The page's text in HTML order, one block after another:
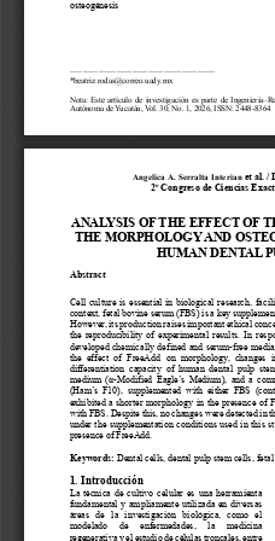
*beatriz.rodas@correo.uady.mx
Nota: Este artículo de investigación es parte de Ingeniería –
Autónoma de Yucatán, Vol. 30, No. 1 2026 , ISSN: 2448 8364
osteogénesis
Angelica A. Serralta Interian et al. /
2o Congreso de Ciencias
ANALYSIS OF THE EFFECT OF
THE MORPHOLOGY AND
HUMAN DENTAL
Abstract
Cell culture is essential in biological research,
context, fetal bovine serum (FBS) is a key
However, its production raises important ethical
the reproducibility of experimental results. In
developed chemically defined and serum-free
the  effect  of FreeAdd on morphology,  changes
differentiation  capacity  of  human  dental  pulp
medium (α-Modified Eagle’s Medium), and a
(Ham’s  F10),  supplemented  with  either  FBS
exhibited a shorter morphology in the presence of
with FBS. Despite this, no changes were detected in
under the supplementation conditions used in this
presence of FreeAdd.
Keywords: Dental cells, dental pulp stem cells,
1. Introducción
La técnica de cultivo celular es una herramienta
fundamental y ampliamente utilizada en diversas
áreas  de  la  investigación  biológica,  como  el
modelado   de   enfermedades,   la   medicina
regenerativa y el estudio de células troncales, entre